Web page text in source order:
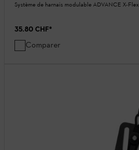
Système de harnais modulable ADVANCE X-Flex
35.80 CHF*
Comparer